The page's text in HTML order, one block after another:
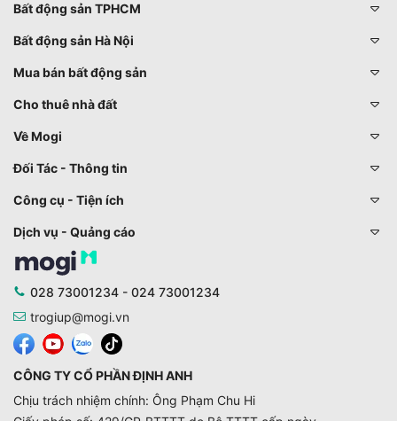
Bất động sản TPHCM
Bất động sản Hà Nội
Mua bán bất động sản
Cho thuê nhà đất
Về Mogi
Đối Tác - Thông tin
Công cụ - Tiện ích
Dịch vụ - Quảng cáo
028 73001234 - 024 73001234
trogiup@mogi.vn
CÔNG TY CỔ PHẦN ĐỊNH ANH
Chịu trách nhiệm chính: Ông Phạm Chu Hi